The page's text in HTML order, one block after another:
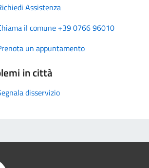
Assistenza
il comune +39 0766 96010
un appuntamento
in città
disservizio